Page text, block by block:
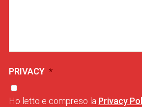
PRIVACY *
Ho letto e compreso la Privacy